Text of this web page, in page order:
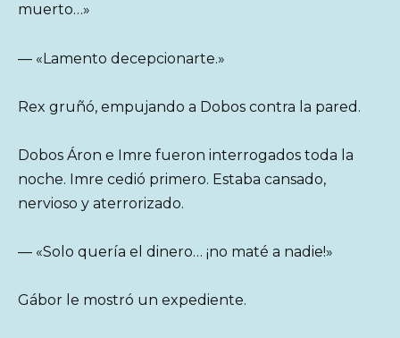
muerto…»
— «Lamento decepcionarte.»
Rex gruñó, empujando a Dobos contra la pared.
Dobos Áron e Imre fueron interrogados toda la
noche. Imre cedió primero. Estaba cansado,
nervioso y aterrorizado.
— «Solo quería el dinero… ¡no maté a nadie!»
Gábor le mostró un expediente.